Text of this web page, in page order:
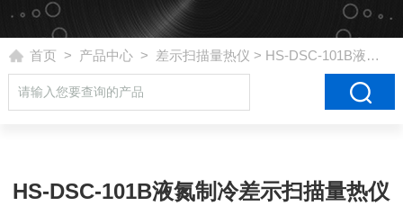
首页 > 产品中心> 差示扫描量热仪 > HS-DSC-101B液氮制冷差示扫描量热仪
HS-DSC-101B液氮制冷差示扫描量热仪